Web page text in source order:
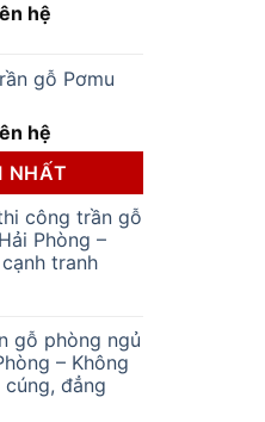
hệ
gỗ Pơmu
hệ
NHẤT
công trần gỗ
Phòng –
tranh
gỗ phòng ngủ
– Không
cúng, đẳng